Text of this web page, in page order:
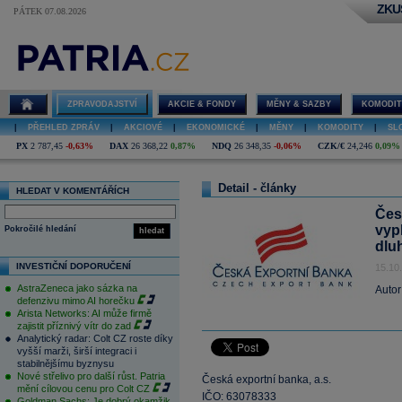
PÁTEK 07.08.2026
ZPRAVODAJSTVÍ AKCIE & FONDY MĚNY & SAZBY
PŘEHLED ZPRÁV AKCIOVÉ EKONOMICKÉ MĚNY KOMODITY
PX 2 787,45 -0,63% DAX 26 368,22 0,87% NDQ 26 348,35 -0,06% CZK/€ 24,246 0,09%
HLEDAT V KOMENTÁŘÍCH
hledat
Pokročilé hledání
INVESTIČNÍ DOPORUČENÍ
AstraZeneca jako sázka na
defenzivu mimo AI horečku
Arista Networks: AI může firmě
zajistit příznivý vítr do zad
Analytický radar: Colt CZ roste díky
vyšší marži, širší integraci i
stabilnějšímu byznysu
Nové střelivo pro další růst. Patria
mění cílovou cenu pro Colt CZ
Detail - články
Česká exportní banka, a.s.
IČO: 63078333